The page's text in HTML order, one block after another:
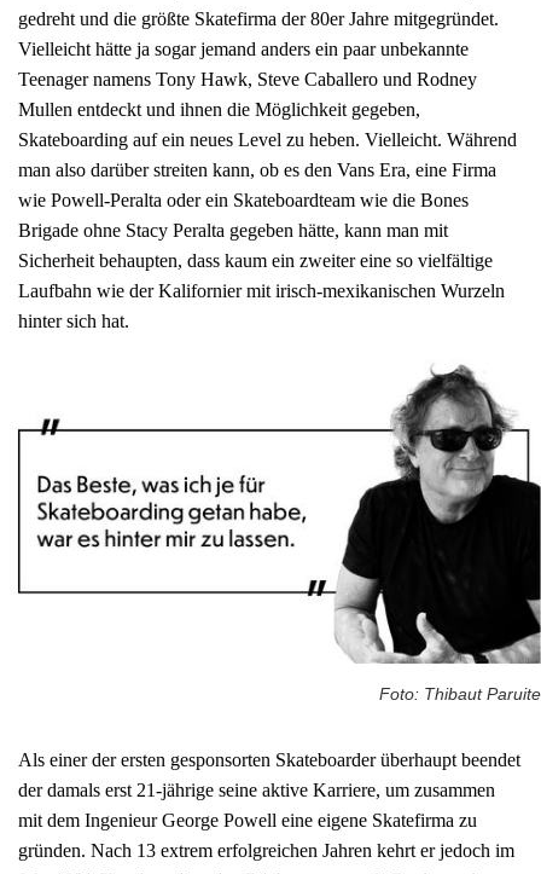
gedreht und die größte Skatefirma der 80er Jahre mitgegründet.
Vielleicht hätte ja sogar jemand anders ein paar unbekannte
Teenager namens Tony Hawk, Steve Caballero und Rodney
Mullen entdeckt und ihnen die Möglichkeit gegeben,
Skateboarding auf ein neues Level zu heben. Vielleicht. Während
man also darüber streiten kann, ob es den Vans Era, eine Firma
wie Powell-Peralta oder ein Skateboardteam wie die Bones
Brigade ohne Stacy Peralta gegeben hätte, kann man mit
Sicherheit behaupten, dass kaum ein zweiter eine so vielfältige
Laufbahn wie der Kalifornier mit irisch-mexikanischen Wurzeln
hinter sich hat.
Foto: Thibaut Paruite
Als einer der ersten gesponsorten Skateboarder überhaupt beendet
der damals erst 21-jährige seine aktive Karriere, um zusammen
mit dem Ingenieur George Powell eine eigene Skatefirma zu
gründen. Nach 13 extrem erfolgreichen Jahren kehrt er jedoch im